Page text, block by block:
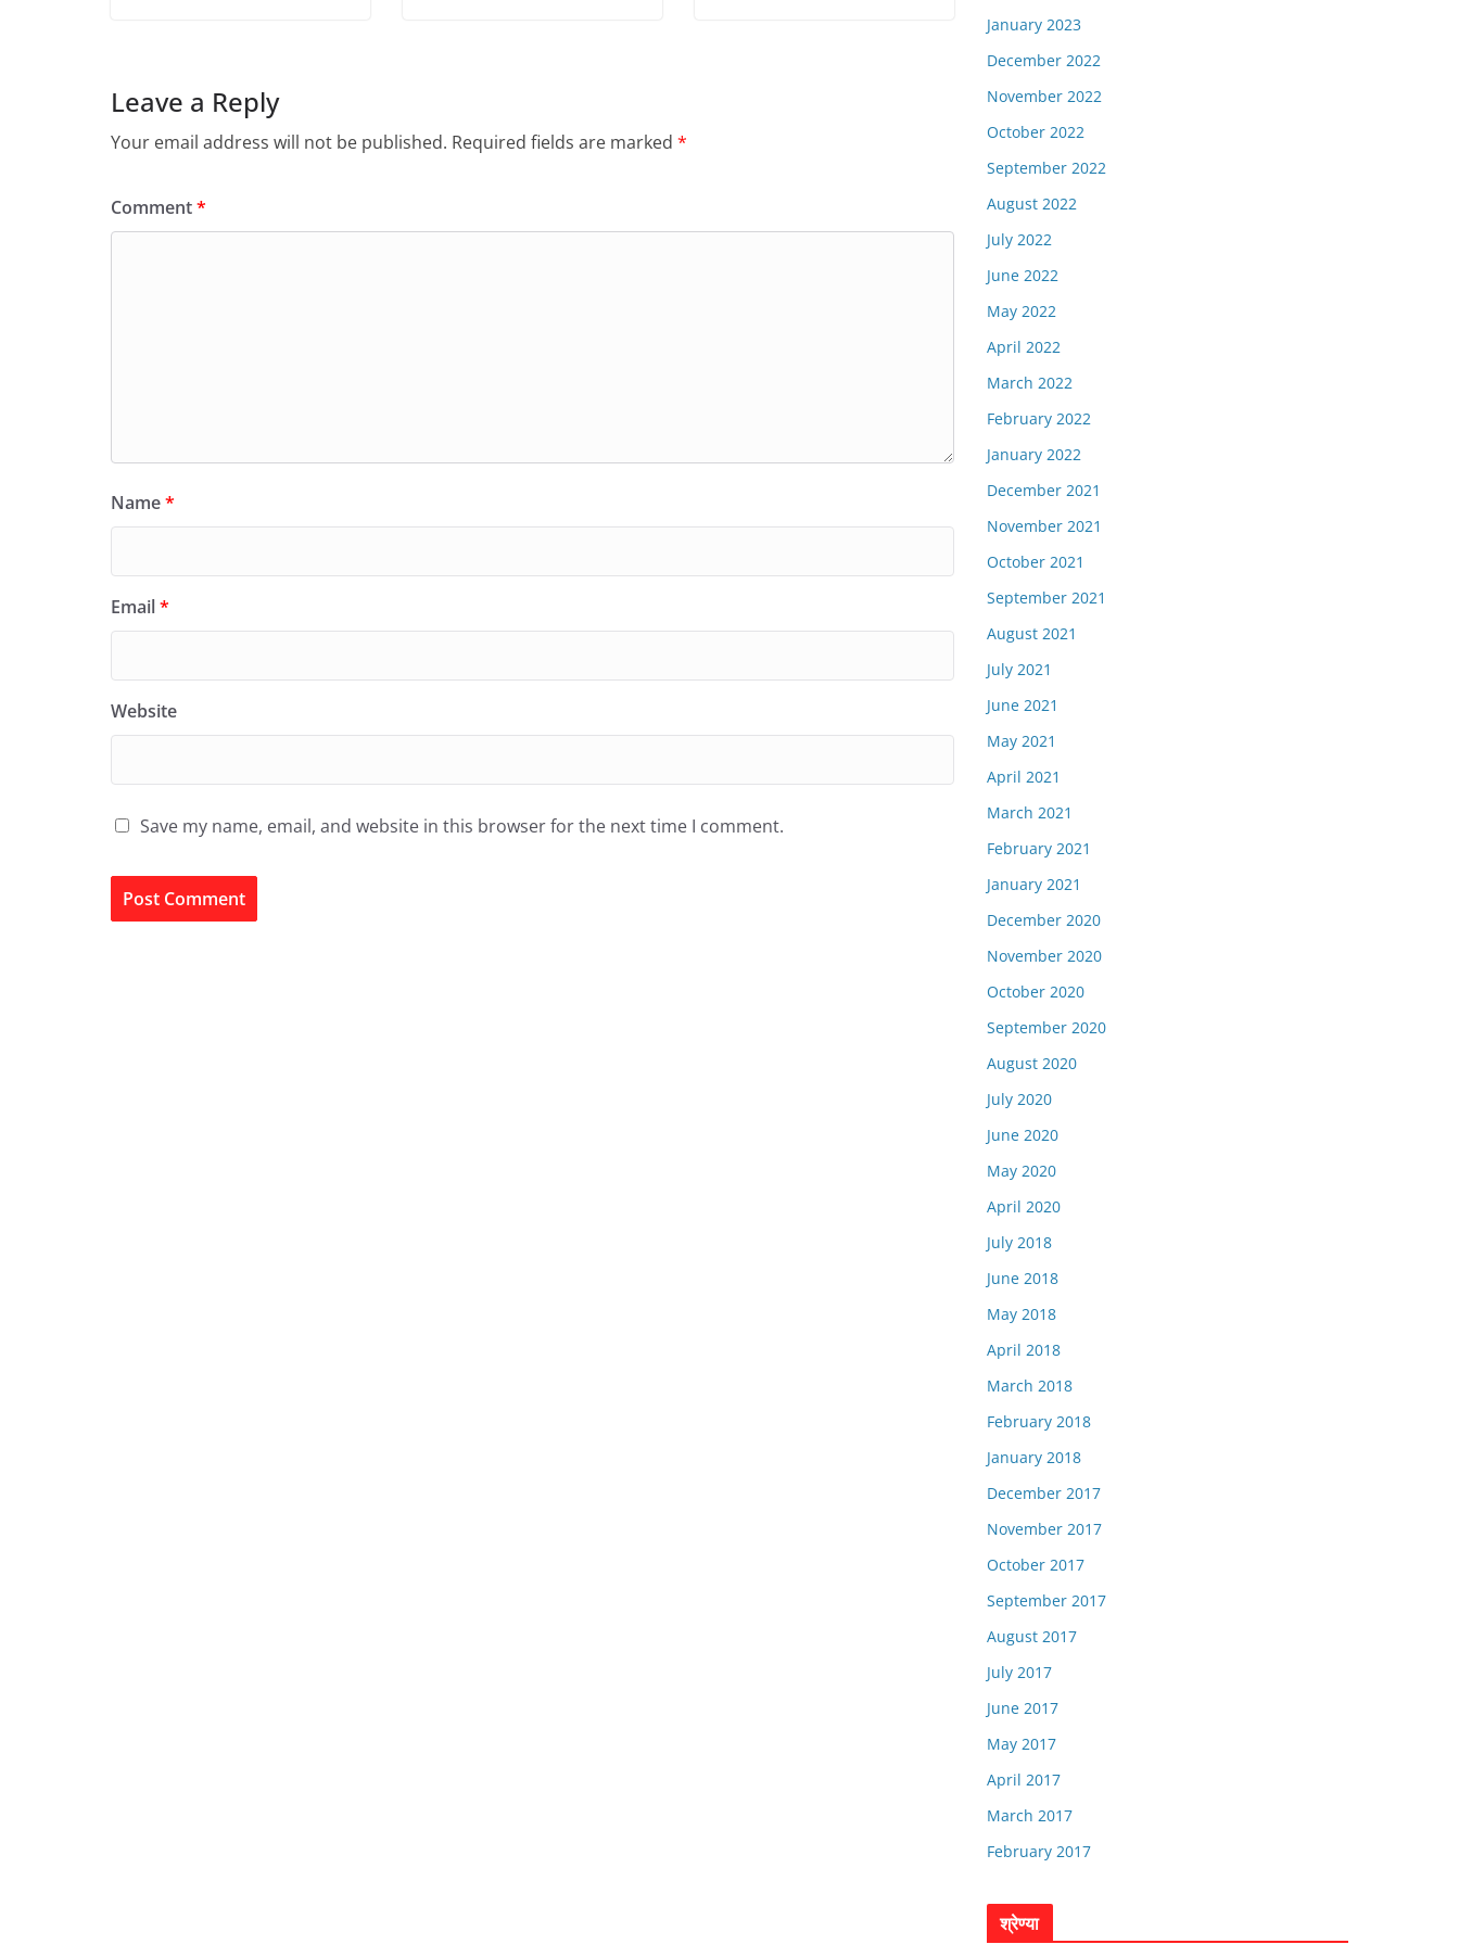
Leave a Reply
Your email address will not be published. Required fields are marked *
Comment*
Name*
Email*
Website
Save my name, email, and website in this browser for the next time I comment.
January 2023
December 2022
November 2022
October 2022
September 2022
August 2022
July 2022
June 2022
May 2022
April 2022
March 2022
February 2022
January 2022
December 2021
November 2021
October 2021
September 2021
August 2021
July 2021
June 2021
May 2021
April 2021
March 2021
February 2021
January 2021
December 2020
November 2020
October 2020
September 2020
August 2020
July 2020
June 2020
May 2020
April 2020
July 2018
June 2018
May 2018
April 2018
March 2018
February 2018
January 2018
December 2017
November 2017
October 2017
September 2017
August 2017
July 2017
June 2017
May 2017
April 2017
March 2017
February 2017
श्रेण्या